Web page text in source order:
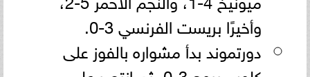
وأخيرًا بريست الفرنسي 3-0.
دورتموند بدأ مشواره بالفوز على